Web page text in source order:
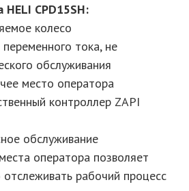
HELI CPD15SH:
колесо
переменного тока, не
обслуживания
место оператора
контроллер ZAPI
обслуживание
оператора позволяет
отслеживать рабочий процесс